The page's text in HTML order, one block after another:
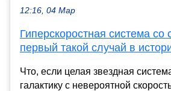
12:16, 04 Мар
Гиперскоростная система
первый такой случай в
Что, если целая звездная
галактику с невероятной